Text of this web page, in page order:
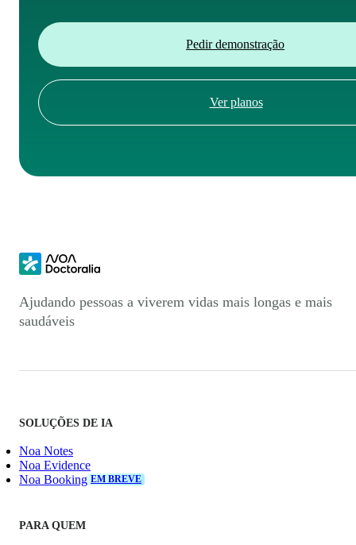
Pedir demonstração
Ver planos
Ajudando pessoas a viverem vidas mais longas e mais
saudáveis
SOLUÇÕES DE IA
Noa Notes
Noa Evidence
Noa Booking EM BREVE
PARA QUEM